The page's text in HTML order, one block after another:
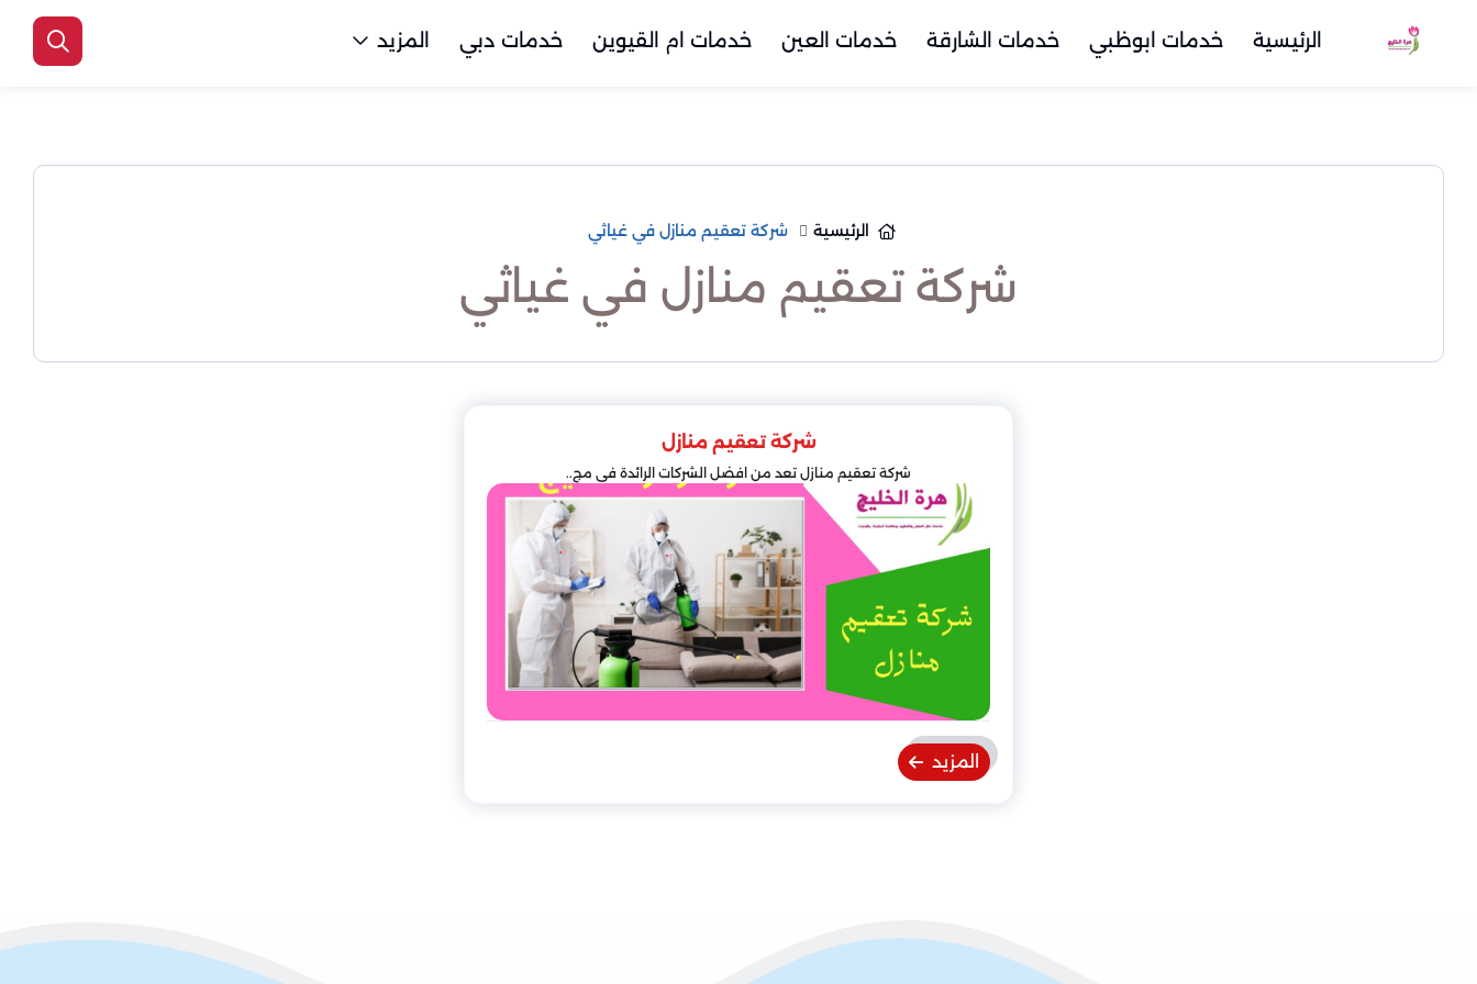
الرئيسية خدمات ابوظبي خدمات الشارقة خدمات العين خدمات ام القيوين خدمات دبي المزيد
الرئيسية شركة تعقيم منازل في غياثي
شركة تعقيم منازل في غياثي
شركة تعقيم منازل
شركة تعقيم منازل تعد من افضل الشركات الرائدة في مج..
المزيد